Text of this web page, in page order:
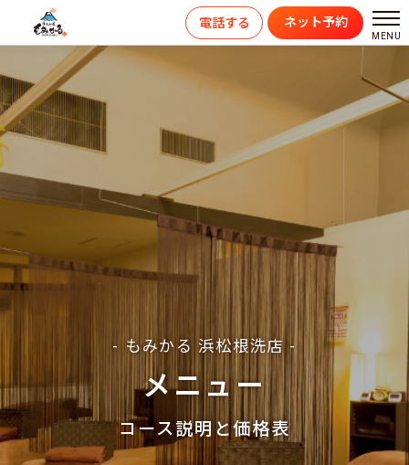
電話する ネット予約
- もみかる 浜松根洗店 -
メニュー
コース説明と価格表